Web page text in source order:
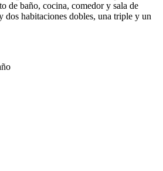
de baño, cocina, comedor y sala de
dos habitaciones dobles, una triple y un